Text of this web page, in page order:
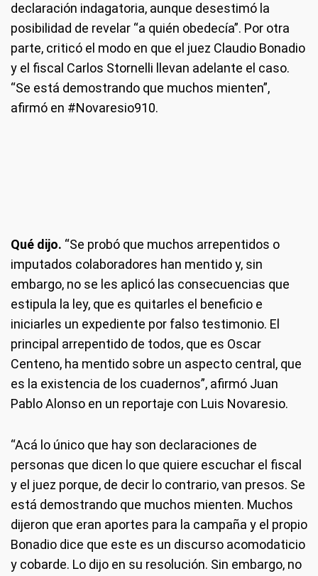
declaración indagatoria, aunque desestimó la
posibilidad de revelar “a quién obedecía”. Por otra
parte, criticó el modo en que el juez Claudio Bonadio
y el fiscal Carlos Stornelli llevan adelante el caso.
“Se está demostrando que muchos mienten”,
afirmó en #Novaresio910.
Qué dijo. “Se probó que muchos arrepentidos o
imputados colaboradores han mentido y, sin
embargo, no se les aplicó las consecuencias que
estipula la ley, que es quitarles el beneficio e
iniciarles un expediente por falso testimonio. El
principal arrepentido de todos, que es Oscar
Centeno, ha mentido sobre un aspecto central, que
es la existencia de los cuadernos”, afirmó Juan
Pablo Alonso en un reportaje con Luis Novaresio.
“Acá lo único que hay son declaraciones de
personas que dicen lo que quiere escuchar el fiscal
y el juez porque, de decir lo contrario, van presos. Se
está demostrando que muchos mienten. Muchos
dijeron que eran aportes para la campaña y el propio
Bonadio dice que este es un discurso acomodaticio
y cobarde. Lo dijo en su resolución. Sin embargo, no